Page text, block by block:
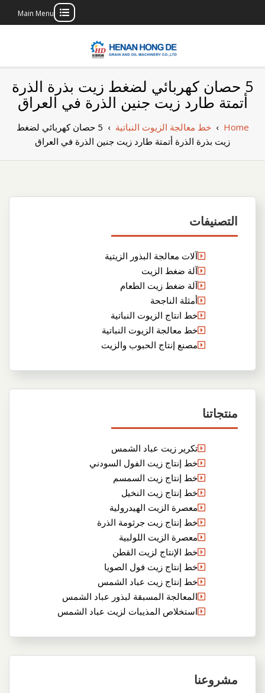
Main Menu
بناء مصنع إنتاج
الزيوت النباتية
الخاص بك
5 حصان كهربائي لضغط زيت بذرة الذرة
أتمتة طارد زيت جنين الذرة في العراق
Home
› خط معالجة الزيوت النباتية ›
5 حصان كهربائي لضغط
زيت بذرة الذرة أتمتة طارد زيت جنين الذرة في العراق
التصنيفات
آلات معالجة البذور الزيتية
آلة ضغط الزيت
آلة ضغط زيت الطعام
أمثلة الناجحة
خط انتاج الزيوت النباتية
خط معالجة الزيوت النباتية
مصنع إنتاج الحبوب والزيت
منتجاتنا
تكرير زيت عباد الشمس
خط إنتاج زيت الفول السودني
خط إنتاج زيت السمسم
خط إنتاج زيت النخيل
معصرة الزيت الهيدرولية
خط إنتاج زيت جرثومة الذرة
معصرة الزيت اللولبية
خط الإنتاج لزيت القطن
خط إنتاج زيت فول الصويا
خط إنتاج زيت عباد الشمس
المعالجة المسبقة لبذور عباد الشمس
استخلاص المذيبات لزيت عباد الشمس
مشروعنا